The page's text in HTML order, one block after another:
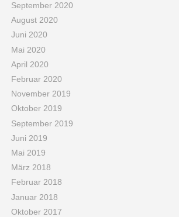
September 2020
August 2020
Juni 2020
Mai 2020
April 2020
Februar 2020
November 2019
Oktober 2019
September 2019
Juni 2019
Mai 2019
März 2018
Februar 2018
Januar 2018
Oktober 2017